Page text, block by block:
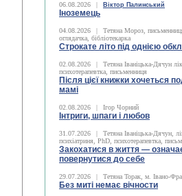
06.08.2026 | Віктор Палинський
Іноземець
04.08.2026 |
Тетяна Мороз,
оглядачка, бібліотекарка
Строкате літо під однією
02.08.2026 |
Тетяна Іваніцька-Дячун
психотерапевтка, письменниця
Після цієї книжки хочеться
мамі
02.08.2026 | Ігор Чорний
Інтриги, шпаги і любов
31.07.2026 |
Тетяна Іваніцька-Дячун,
психіатриня, PhD, психотерапевтка,
Закохатися в життя —
повернутися до себе
29.07.2026 | Тетяна Торак, м. Івано-
Без миті немає вічности